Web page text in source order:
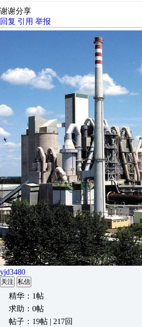
谢谢分享
回复 引用 举报
yjd3480
关注 私信
精华：1帖
求助：0帖
帖子：19帖 | 217回